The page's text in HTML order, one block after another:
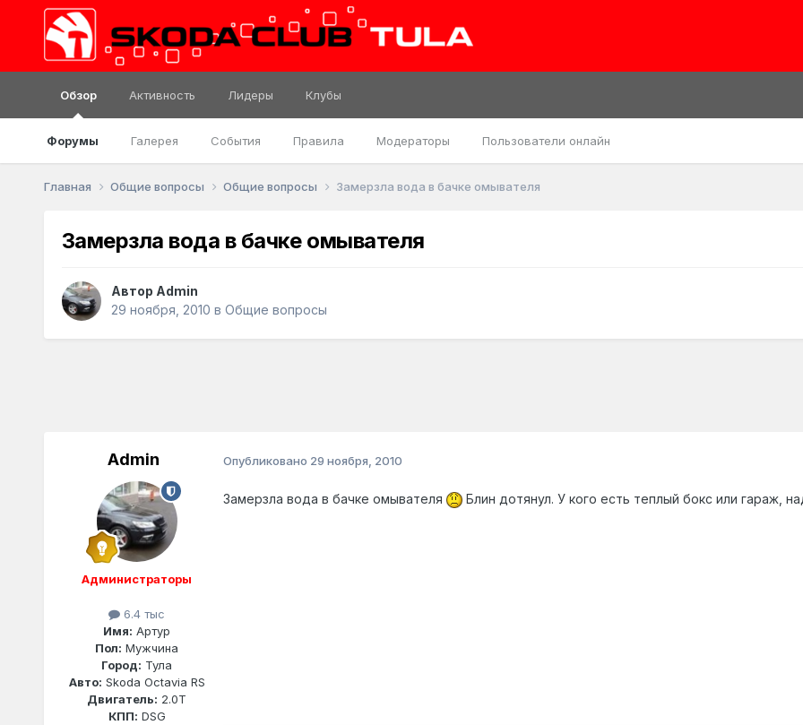
Обзор
Форумы Галерея События Правила Модераторы Пользователи онлайн
Активность Лидеры Клубы
Главная Общие вопросы Общие вопросы Замерзла вода в бачке омывателя
Замерзла вода в бачке омывателя
Автор Admin
29 ноября, 2010 в Общие вопросы
Admin
Администраторы
6.4 тыс
Имя: Артур
Пол: Мужчина
Город: Тула
Авто: Skoda Octavia RS
Двигатель: 2.0T
КПП: DSG
Опубликовано 29 ноября, 2010
Замерзла вода в бачке омывателя Блин дотянул. У кого есть теплый бокс или гараж,